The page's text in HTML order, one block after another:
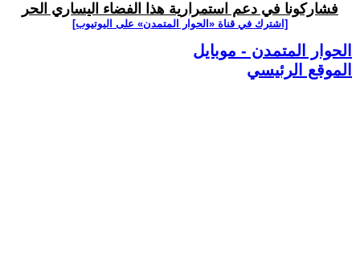
فشاركونا في دعم استمرارية هذا الفضاء اليساري الحر
[اشترك في قناة ‫«الحوار المتمدن» على اليوتيوب]
الحوار المتمدن - موبايل
الموقع الرئيسي